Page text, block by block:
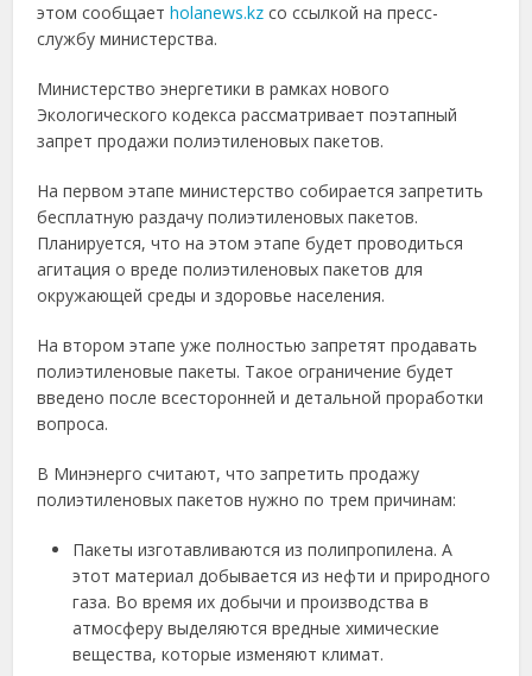
этом сообщаетholanews.kz со ссылкой на пресс-
службу министерства.
Министерство энергетики в рамках нового
Экологического кодекса рассматривает поэтапный
запрет продажи полиэтиленовых пакетов.
На первом этапе министерство собирается запретить
бесплатную раздачу полиэтиленовых пакетов.
Планируется, что на этом этапе будет проводиться
агитация о вреде полиэтиленовых пакетов для
окружающей среды и здоровье населения.
На втором этапе уже полностью запретят продавать
полиэтиленовые пакеты. Такое ограничение будет
введено после всесторонней и детальной проработки
вопроса.
В Минэнерго считают, что запретить продажу
полиэтиленовых пакетов нужно по трем причинам:
Пакеты изготавливаются из полипропилена. А
этот материал добывается из нефти и природного
газа. Во время их добычи и производства в
атмосферу выделяются вредные химические
вещества, которые изменяют климат.